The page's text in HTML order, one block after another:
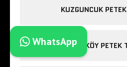
KUZGUNCUK
FIRÜZKÖY PETEK
WhatsApp